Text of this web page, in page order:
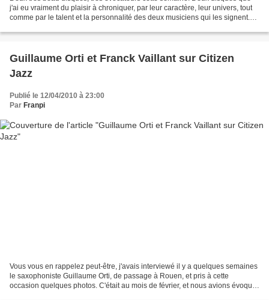
j'ai eu vraiment du plaisir à chroniquer, par leur caractère, leur univers, tout
comme par le talent et la personnalité des deux musiciens qui les signent.
Guillaume Orti et Franck Vaillant sur Citizen
Jazz
Publié le 12/04/2010 à 23:00
Par Franpi
Vous vous en rappelez peut-être, j'avais interviewé il y a quelques semaines
le saxophoniste Guillaume Orti, de passage à Rouen, et pris à cette
occasion quelques photos. C'était au mois de février, et nous avions évoqué